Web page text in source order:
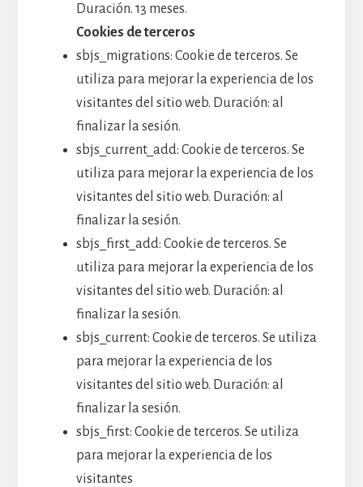
Duración. 13 meses.
Cookies de terceros
sbjs_migrations: Cookie de terceros. Se
utiliza para mejorar la experiencia de los
visitantes del sitio web. Duración: al
finalizar la sesión.
sbjs_current_add: Cookie de terceros. Se
utiliza para mejorar la experiencia de los
visitantes del sitio web. Duración: al
finalizar la sesión.
sbjs_first_add: Cookie de terceros. Se
utiliza para mejorar la experiencia de los
visitantes del sitio web. Duración: al
finalizar la sesión.
sbjs_current: Cookie de terceros. Se utiliza
para mejorar la experiencia de los
visitantes del sitio web. Duración: al
finalizar la sesión.
sbjs_first: Cookie de terceros. Se utiliza
para mejorar la experiencia de los
visitantes